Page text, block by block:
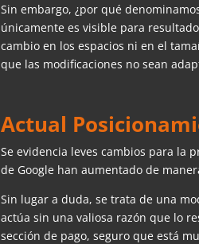
Sin embargo, ¿por qué
únicamente es visible para
cambio en los espacios ni en el
que las modificaciones no sean
Actual
Se evidencia leves cambios para la
de Google han aumentado de
Sin lugar a duda, se trata de una
actúa sin una valiosa razón que lo
sección de pago, seguro que está